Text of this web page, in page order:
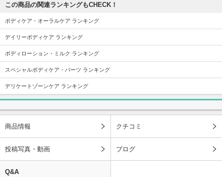
この商品の関連ランキングもCHECK！
ボディケア・オーラルケア ランキング
デイリーボディケア ランキング
ボディローション・ミルク ランキング
スペシャルボディケア・パーツ ランキング
デリケートゾーンケア ランキング
商品情報 クチコミ
投稿写真・動画 ブログ
Q&A